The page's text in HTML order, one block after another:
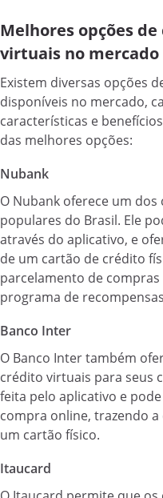
Melhores opções
virtuais no mercado
Existem diversas opções
disponíveis no mercado,
características e
das melhores opções:
Nubank
O Nubank oferece um
populares do Brasil. Ele
através do aplicativo, e
de um cartão de crédito
parcelamento de
programa de
Banco Inter
O Banco Inter também
crédito virtuais para seus
feita pelo aplicativo e
compra online, trazendo
um cartão físico.
Itaucard